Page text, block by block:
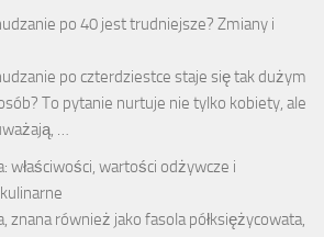
po 40 jest trudniejsze? Zmiany i
po czterdziestce staje się tak dużym
To pytanie nurtuje nie tylko kobiety, ale
…
właściwości, wartości odżywcze i
znana również jako fasola półksiężycowata,